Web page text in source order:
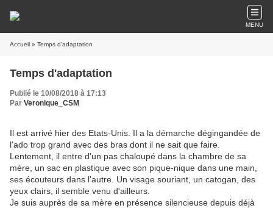
MENU
Accueil » Temps d'adaptation
Temps d'adaptation
Publié le 10/08/2018 à 17:13
Par Veronique_CSM
Il est arrivé hier des Etats-Unis. Il a la démarche dégingandée de
l'ado trop grand avec des bras dont il ne sait que faire.
Lentement, il entre d'un pas chaloupé dans la chambre de sa
mère, un sac en plastique avec son pique-nique dans une main,
ses écouteurs dans l'autre. Un visage souriant, un catogan, des
yeux clairs, il semble venu d'ailleurs.
Je suis auprès de sa mère en présence silencieuse depuis déjà